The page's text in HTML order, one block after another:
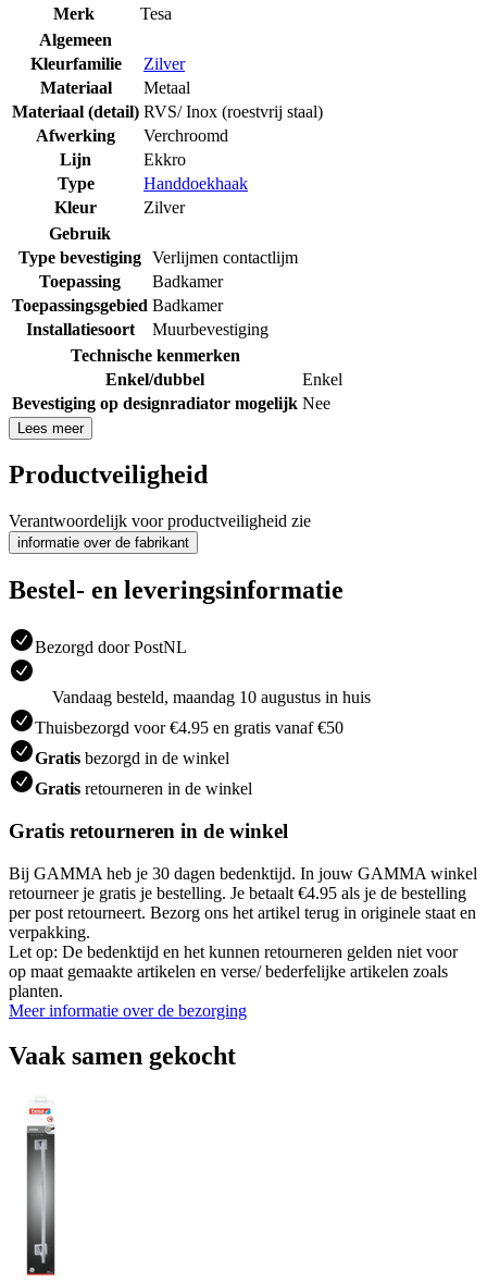
Merk
Tesa
Algemeen
Kleurfamilie
Zilver
Materiaal
Metaal
Materiaal (detail) RVS/ Inox (roestvrij staal)
Afwerking
Verchroomd
Lijn
Ekkro
Type
Handdoekhaak
Kleur
Zilver
Gebruik
Type bevestiging Verlijmen contactlijm
Toepassing
Badkamer
Toepassingsgebied Badkamer
Installatiesoort
Muurbevestiging
Technische kenmerken
Enkel/dubbel
Enkel
Bevestiging op designradiator mogelijk Nee
Lees meer
Productveiligheid
Verantwoordelijk voor productveiligheid zie
informatie over de fabrikant
Bestel- en leveringsinformatie
Bezorgd door PostNL
Vandaag besteld, maandag 10 augustus in huis
Thuisbezorgd voor €4.95 en gratis vanaf €50
Gratis bezorgd in de winkel
Gratis retourneren in de winkel
Gratis retourneren in de winkel
Bij GAMMA heb je 30 dagen bedenktijd. In jouw GAMMA winkel
retourneer je gratis je bestelling. Je betaalt €4.95 als je de bestelling
per post retourneert. Bezorg ons het artikel terug in originele staat en
verpakking.
Let op: De bedenktijd en het kunnen retourneren gelden niet voor
op maat gemaakte artikelen en verse/ bederfelijke artikelen zoals
planten.
Meer informatie over de bezorging
Vaak samen gekocht